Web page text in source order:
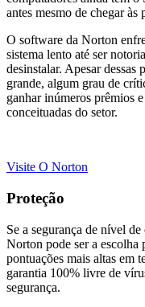
antes mesmo de chegar às
O software da Norton
sistema lento até ser
desinstalar. Apesar dessas
grande, algum grau de
ganhar inúmeros prêmios
conceituadas do setor.
Visite O Norton
Proteção
Se a segurança de nível
Norton pode ser a escolha
pontuações mais altas em
garantia 100% livre de
segurança.